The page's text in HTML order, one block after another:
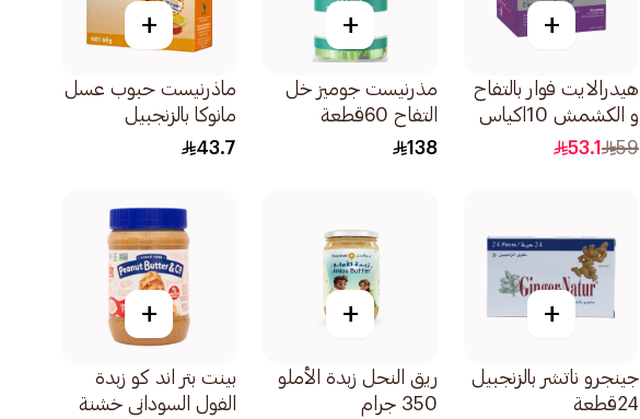
+
هيدرالايت فوار بالتفاح
و الكشمش 10اكياس
59
53.1
+
مذرنيست جوميز خل
التفاح 60قطعة
138
+
ماذرنيست حبوب عسل
مانوكا بالزنجبيل
والليمون 60جرام
43.7
+
جينجرو ناتشر بالزنجبيل
24قطعة
+
ريق النحل زبدة الأملو
350 جرام
+
بينت بتر اند كو زبدة
الفول السوداني خشنة